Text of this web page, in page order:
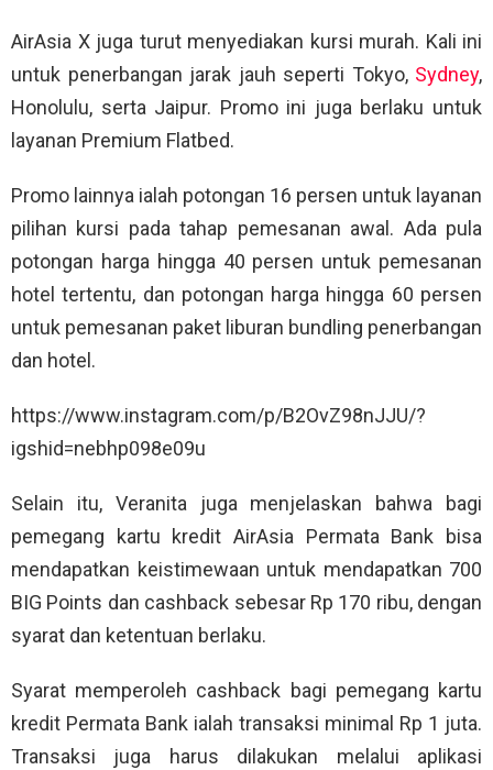
AirAsia X juga turut menyediakan kursi murah. Kali ini
untuk penerbangan jarak jauh seperti Tokyo, Sydney,
Honolulu, serta Jaipur. Promo ini juga berlaku untuk
layanan Premium Flatbed.
Promo lainnya ialah potongan 16 persen untuk layanan
pilihan kursi pada tahap pemesanan awal. Ada pula
potongan harga hingga 40 persen untuk pemesanan
hotel tertentu, dan potongan harga hingga 60 persen
untuk pemesanan paket liburan bundling penerbangan
dan hotel.
https://www.instagram.com/p/B2OvZ98nJJU/?
igshid=nebhp098e09u
Selain itu, Veranita juga menjelaskan bahwa bagi
pemegang kartu kredit AirAsia Permata Bank bisa
mendapatkan keistimewaan untuk mendapatkan 700
BIG Points dan cashback sebesar Rp 170 ribu, dengan
syarat dan ketentuan berlaku.
Syarat memperoleh cashback bagi pemegang kartu
kredit Permata Bank ialah transaksi minimal Rp 1 juta.
Transaksi juga harus dilakukan melalui aplikasi